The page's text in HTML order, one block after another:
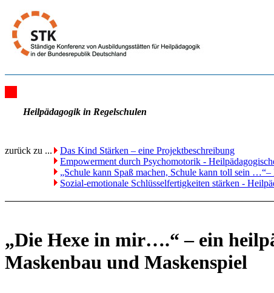
Heilpädagogik in Regelschulen
zurück zu ...
Das Kind Stärken – eine Projektbeschreibung
Empowerment durch Psychomotorik -
„Schule kann Spaß machen, Schule kann toll sein
Sozial-emotionale Schlüsselfertigkeiten stärken -
„Die Hexe in mir….“ – ein
Maskenbau und Maskenspiel